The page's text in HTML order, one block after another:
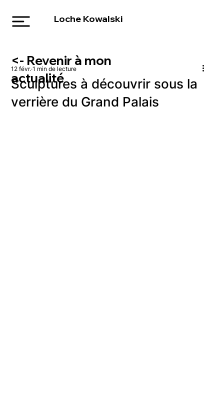
Loche Kowalski
Sculptures à découvrir sous la
verrière du Grand Palais
12 févr. 1 min de lecture
<- Revenir à mon
actualité